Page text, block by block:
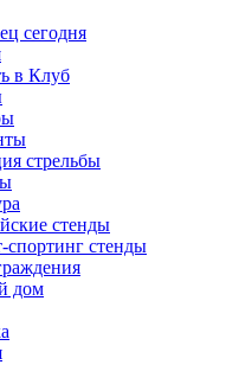
сегодня
в Клуб
стрельбы
стенды
спортинг стенды
дом